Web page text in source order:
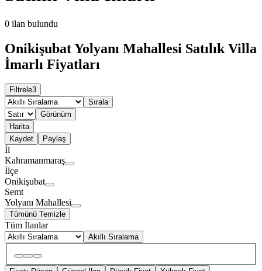
0 ilan bulundu
Onikişubat Yolyanı Mahallesi Satılık Villa
İmarlı Fiyatları
Filtrele3
Sırala
Görünüm
Harita
Kaydet
Paylaş
İl
Kahramanmaraş
İlçe
Onikişubat
Semt
Yolyanı Mahallesi
Tümünü Temizle
Tüm İlanlar
Akıllı Sıralama